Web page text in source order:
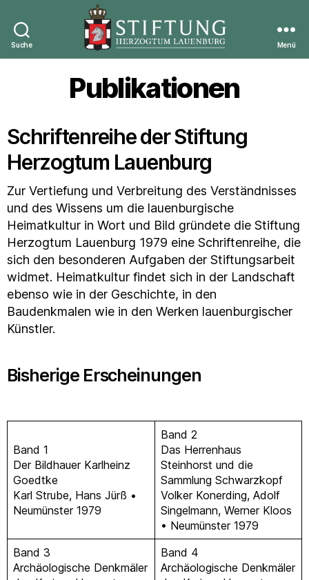
Suche
Stiftung
Herzogtum
Lauenburg
Menü
Publikationen
Schriftenreihe der Stiftung
Herzogtum Lauenburg
Zur Vertiefung und Verbreitung des Verständnisses
und des Wissens um die lauenburgische
Heimatkultur in Wort und Bild gründete die Stiftung
Herzogtum Lauenburg 1979 eine Schriftenreihe, die
sich den besonderen Aufgaben der Stiftungsarbeit
widmet. Heimatkultur findet sich in der Landschaft
ebenso wie in der Geschichte, in den
Baudenkmalen wie in den Werken lauenburgischer
Künstler.
Bisherige Erscheinungen
Band 1
Der Bildhauer Karlheinz
Goedtke
Karl Strube, Hans Jürß •
Neumünster 1979
Band 2
Das Herrenhaus
Steinhorst und die
Sammlung Schwarzkopf
Volker Konerding, Adolf
Singelmann, Werner Kloos
• Neumünster 1979
Band 3
Archäologische Denkmäler
Band 4
Archäologische Denkmäler